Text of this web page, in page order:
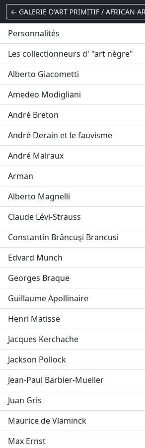
← GALERIE D'ART PRIMITIF / AFRICAN
Personnalités
Les collectionneurs d' "art nègre"
Alberto Giacometti
Amedeo Modigliani
André Breton
André Derain et le fauvisme
André Malraux
Arman
Alberto Magnelli
Claude Lévi-Strauss
Constantin Brâncuşi Brancusi
Edvard Munch
Georges Braque
Guillaume Apollinaire
Henri Matisse
Jacques Kerchache
Jackson Pollock
Jean-Paul Barbier-Mueller
Juan Gris
Maurice de Vlaminck
Max Ernst